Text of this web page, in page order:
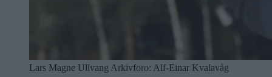
Lars Magne Ullvang Arkivforo: Alf-Einar Kvalavåg